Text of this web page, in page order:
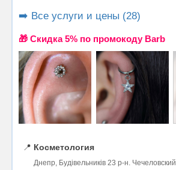
➡️ Все услуги и цены (28)
🎁 Cкидка 5% по промокоду Barb
📍 Косметология
Днепр, Будівельників 23 р-н. Чечеловский